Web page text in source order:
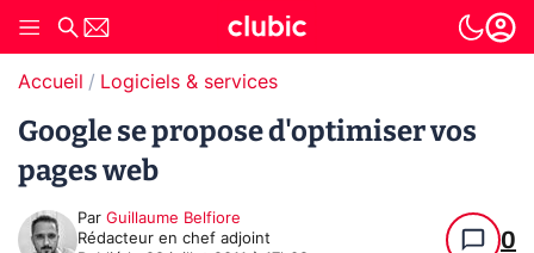
Accueil Logiciels & services
Google se propose d'optimiser vos
pages web
Par Guillaume Belfiore
Rédacteur en chef adjoint
0